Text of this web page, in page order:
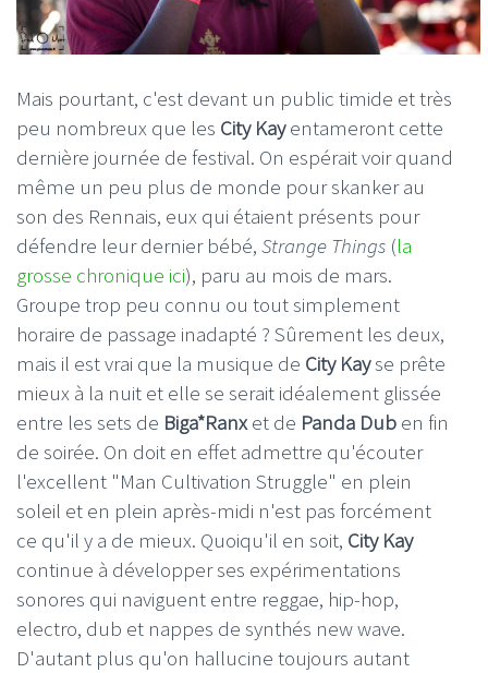
Mais pourtant, c'est devant un public timide et très
peu nombreux que les City Kayentameront cette
dernière journée de festival. On espérait voir quand
même un peu plus de monde pour skanker au
son des Rennais, eux qui étaient présents pour
défendre leur dernier bébé, Strange Things (la
grosse chronique ici), paru au mois de mars.
Groupe trop peu connu ou tout simplement
horaire de passage inadapté ? Sûrement les deux,
mais il est vrai que la musique de City Kayse prête
mieux à la nuit et elle se serait idéalement glissée
entre les sets de Biga*Ranxet de Panda Dub en fin
de soirée. On doit en effet admettre qu'écouter
l'excellent "Man Cultivation Struggle" en plein
soleil et en plein après-midi n'est pas forcément
ce qu'il y a de mieux. Quoiqu'il en soit, City Kay
continue à développer ses expérimentations
sonores qui naviguent entre reggae, hip-hop,
electro, dub et nappes de synthés new wave.
D'autant plus qu'on hallucine toujours autant